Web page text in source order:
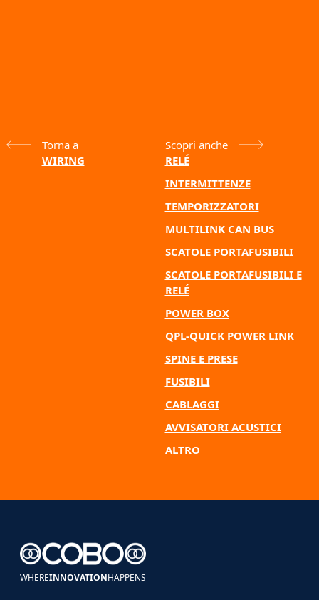
Torna a
WIRING
Scopri anche
RELÉ
INTERMITTENZE
TEMPORIZZATORI
MULTILINK CAN BUS
SCATOLE PORTAFUSIBILI
SCATOLE PORTAFUSIBILI E
RELÉ
POWER BOX
QPL-QUICK POWER LINK
SPINE E PRESE
FUSIBILI
CABLAGGI
AVVISATORI ACUSTICI
ALTRO
WHEREINNOVATIONHAPPENS